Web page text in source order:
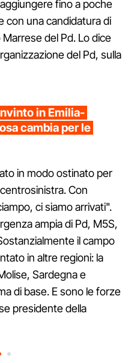
fino a poche
con una candidatura di
del Pd. Lo dice
del Pd, sulla
in Emilia-
cambia per le
in modo ostinato per
Con
ci siamo arrivati".
ampia di Pd, M5S,
il campo
in altre regioni: la
Sardegna e
di base. E sono le forze
presidente della